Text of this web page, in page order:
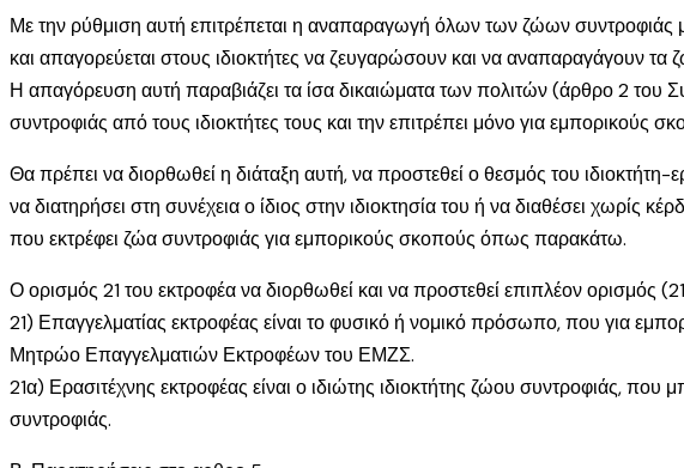
Με την ρύθμιση αυτή επιτρέπεται η αναπαραγωγή όλων των ζώων
και απαγορεύεται στους ιδιοκτήτες να ζευγαρώσουν και να αναπαραγάγουν τα
Η απαγόρευση αυτή παραβιάζει τα ίσα δικαιώματα των πολιτών (άρθρο 2
συντροφιάς από τους ιδιοκτήτες τους και την επιτρέπει μόνο για εμπορικούς
Θα πρέπει να διορθωθεί η διάταξη αυτή, να προστεθεί ο θεσμός του
να διατηρήσει στη συνέχεια ο ίδιος στην ιδιοκτησία του ή να διαθέσει χωρίς
που εκτρέφει ζώα συντροφιάς για εμπορικούς σκοπούς όπως παρακάτω.
Ο ορισμός 21 του εκτροφέα να διορθωθεί και να προστεθεί επιπλέον ορισμός
21) Επαγγελματίας εκτροφέας είναι το φυσικό ή νομικό πρόσωπο, που για
Μητρώο Επαγγελματιών Εκτροφέων του ΕΜΖΣ.
21α) Ερασιτέχνης εκτροφέας είναι ο ιδιώτης ιδιοκτήτης ζώου συντροφιάς,
συντροφιάς.